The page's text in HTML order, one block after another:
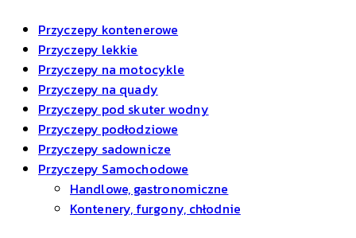
Przyczepy kontenerowe
Przyczepy lekkie
Przyczepy na motocykle
Przyczepy na quady
Przyczepy pod skuter wodny
Przyczepy podłodziowe
Przyczepy sadownicze
Przyczepy Samochodowe
Handlowe, gastronomiczne
Kontenery, furgony, chłodnie